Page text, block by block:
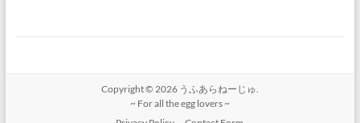
Copyright © 2026 うふあらねーじゅ.
~ For all the egg lovers ~